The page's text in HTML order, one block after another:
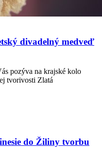
divadelný medveď
pozýva na krajské kolo
tvorivosti Zlatá
do Žiliny tvorbu